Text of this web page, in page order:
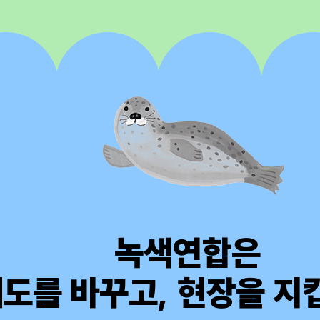
녹색연합은
를 바꾸고, 현장을 지